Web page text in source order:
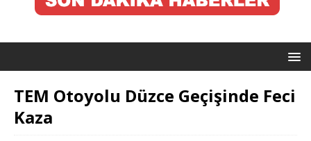
TEM Otoyolu Düzce Geçişinde Feci
Kaza